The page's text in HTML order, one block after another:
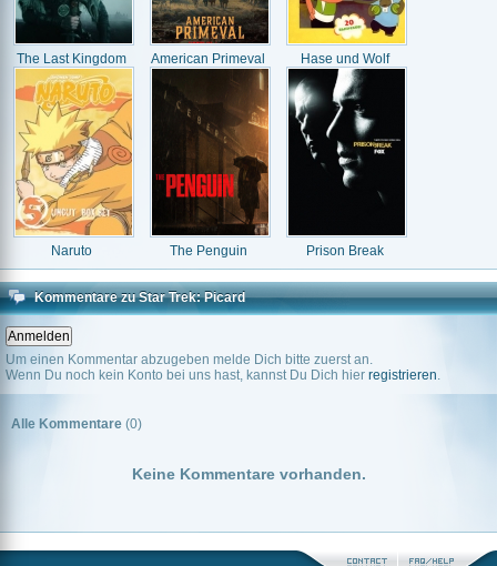
The Last Kingdom American Primeval Hase und Wolf
Naruto The Penguin Prison Break
Kommentare zu Star Trek: Picard
Um einen Kommentar abzugeben melde Dich bitte zuerst an.
Wenn Du noch kein Konto bei uns hast, kannst Du Dich hier registrieren.
Alle Kommentare (0)
Keine Kommentare vorhanden.